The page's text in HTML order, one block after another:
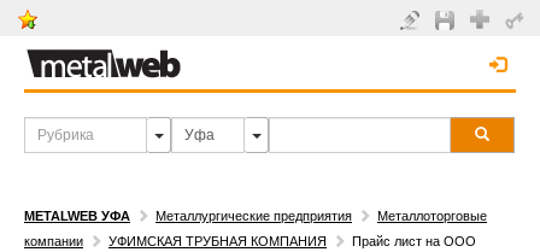
METALWEB УФА Металлургические предприятия
Металлоторговые
компании
УФИМСКАЯ ТРУБНАЯ КОМПАНИЯ
Прайс лист на ООО